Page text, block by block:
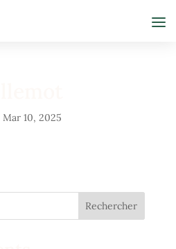
Mar 10, 2025
Rechercher